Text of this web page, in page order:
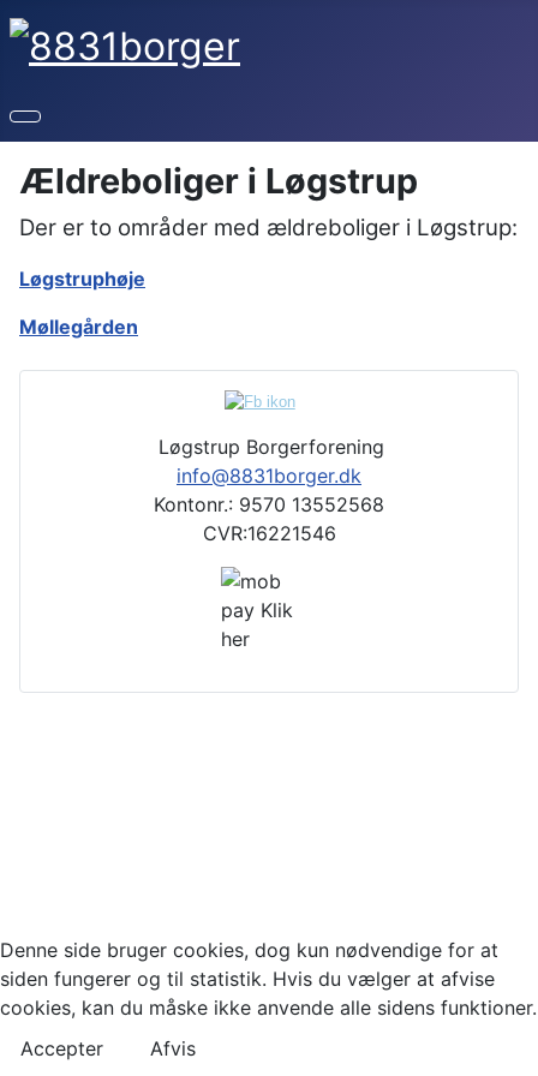
Ældreboliger i Løgstrup
Der er to områder med ældreboliger i Løgstrup:
Løgstruphøje
Møllegården
Løgstrup Borgerforening
info@8831borger.dk
Kontonr.: 9570 13552568
CVR:16221546
Denne side bruger cookies, dog kun nødvendige for at
siden fungerer og til statistik. Hvis du vælger at afvise
cookies, kan du måske ikke anvende alle sidens funktioner.
Accepter
Afvis